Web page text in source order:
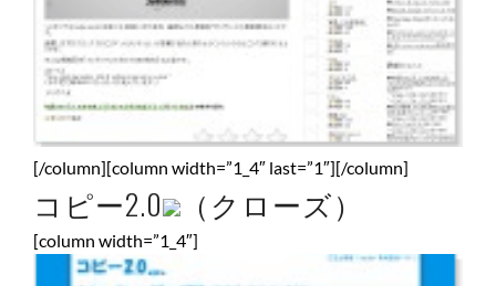
[/column][column width=”1_4″ last=”1″][/column]
コピー2.0 （クローズ）
[column width=”1_4″]